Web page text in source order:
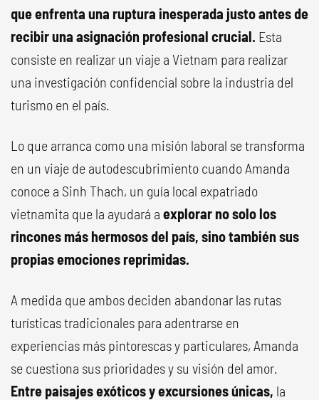
que enfrenta una ruptura inesperada justo antes de
recibir una asignación profesional crucial. Esta
consiste en realizar un viaje a Vietnam para realizar
una investigación confidencial sobre la industria del
turismo en el país.
Lo que arranca como una misión laboral se transforma
en un viaje de autodescubrimiento cuando Amanda
conoce a Sinh Thach, un guía local expatriado
vietnamita que la ayudará a explorar no solo los
rincones más hermosos del país, sino también sus
propias emociones reprimidas.
A medida que ambos deciden abandonar las rutas
turísticas tradicionales para adentrarse en
experiencias más pintorescas y particulares, Amanda
se cuestiona sus prioridades y su visión del amor.
Entre paisajes exóticos y excursiones únicas, la